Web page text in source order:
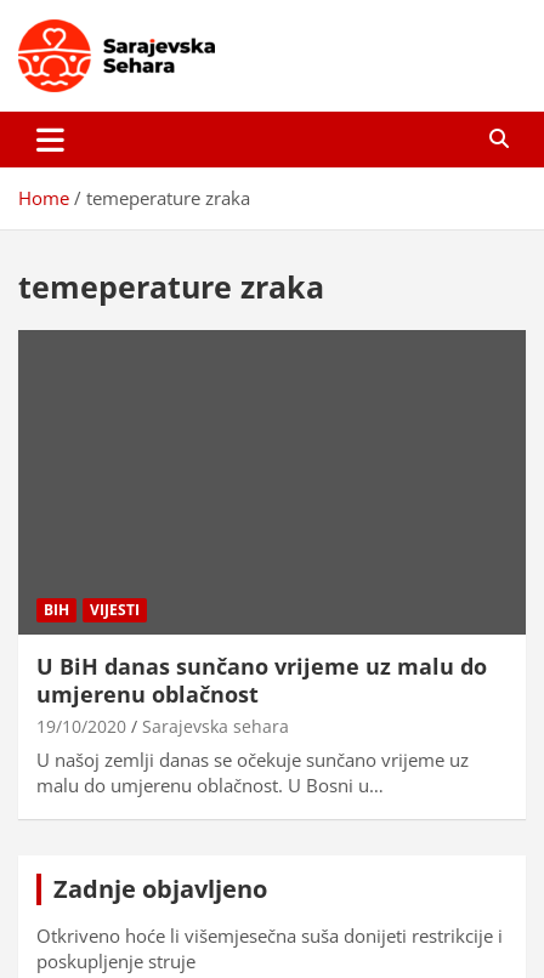
content
Sarajevska sehara
Home temeperature zraka
temeperature zraka
BIH VIJESTI
U BiH danas sunčano vrijeme uz malu do
umjerenu oblačnost
19/10/2020 Sarajevska sehara
U našoj zemlji danas se očekuje sunčano vrijeme uz
malu do umjerenu oblačnost. U Bosni u…
Zadnje objavljeno
Otkriveno hoće li višemjesečna suša donijeti restrikcije i
poskupljenje struje